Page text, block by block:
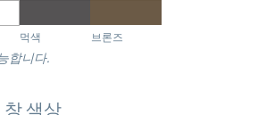
먹색 브론즈
합니다.
색상